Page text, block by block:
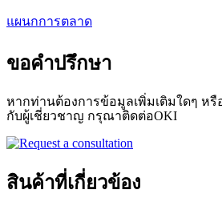
แผนกการตลาด
ขอคำปรึกษา
หากท่านต้องการข้อมูลเพิ่มเติมใดๆ ห
กับผู้เชี่ยวชาญ กรุณาติดต่อOKI
สินค้าที่เกี่ยวข้อง